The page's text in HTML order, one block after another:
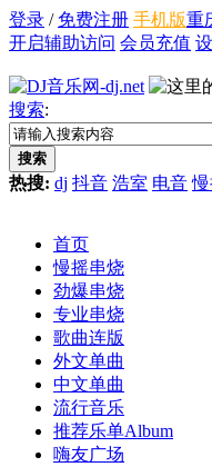
登录 / 免费注册 手机版重
开启辅助访问 会员充值
搜索:
搜索
热搜: dj 抖音 浩室 电音
首页
慢摇串烧
劲爆串烧
专业串烧
歌曲连版
外文单曲
中文单曲
流行音乐
推荐乐单Album
嗨友广场